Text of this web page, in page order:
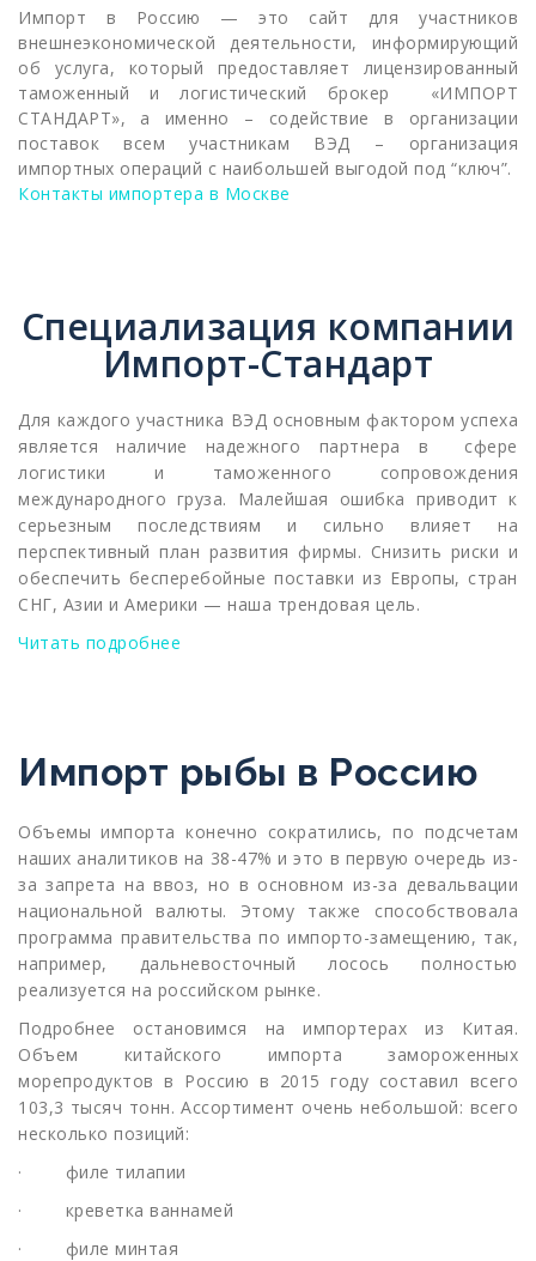
Импорт в Россию — это сайт для участников
внешнеэкономической деятельности, информирующий
об услуга, который предоставляет лицензированный
таможенный и логистический брокер «ИМПОРТ
СТАНДАРТ», а именно – содействие в организации
поставок всем участникам ВЭД – организация
импортных операций с наибольшей выгодой под “ключ”.
Контакты импортера в Москве
Специализация компании
Импорт-Стандарт
Для каждого участника ВЭД основным фактором успеха
является наличие надежного партнера в сфере
логистики и таможенного сопровождения
международного груза. Малейшая ошибка приводит к
серьезным последствиям и сильно влияет на
перспективный план развития фирмы. Снизить риски и
обеспечить бесперебойные поставки из Европы, стран
СНГ, Азии и Америки — наша трендовая цель.
Читать подробнее
Импорт рыбы в Россию
Объемы импорта конечно сократились, по подсчетам
наших аналитиков на 38-47% и это в первую очередь из-
за запрета на ввоз, но в основном из-за девальвации
национальной валюты. Этому также способствовала
программа правительства по импорто-замещению, так,
например, дальневосточный лосось полностью
реализуется на российском рынке.
Подробнее остановимся на импортерах из Китая.
Объем китайского импорта замороженных
морепродуктов в Россию в 2015 году составил всего
103,3 тысяч тонн. Ассортимент очень небольшой: всего
несколько позиций:
· филе тилапии
· креветка ваннамей
· филе минтая